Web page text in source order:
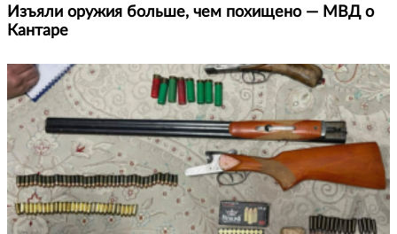
Изъяли оружия больше, чем похищено — МВД о
Кантаре